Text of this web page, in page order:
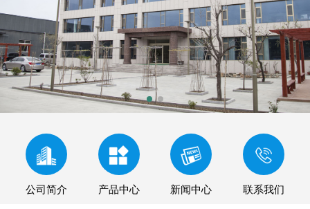
公司简介 产品中心 新闻中心 联系我们